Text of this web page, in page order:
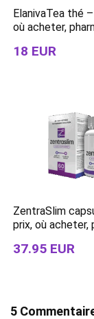
ElanivaTea thé
où acheter,
18 EUR
ZentraSlim
prix, où acheter,
37.95 EUR
5